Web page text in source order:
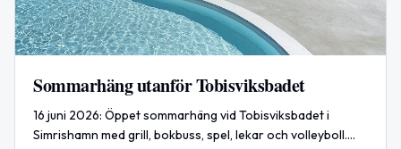
Sommarhäng utanför Tobisviksbadet
16 juni 2026: Öppet sommarhäng vid Tobisviksbadet i
Simrishamn med grill, bokbuss, spel, lekar och volleyboll.